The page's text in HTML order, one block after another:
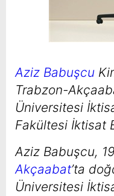
Aziz Babuşcu
Trabzon-
Üniversitesi
Fakültesi İktisat
Aziz Babuşcu,
Akçaabat’ta
Üniversitesi